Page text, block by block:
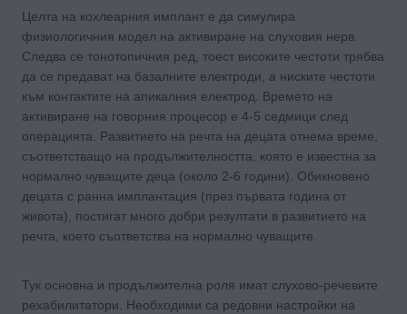
Целта на кохлеарния имплант е да симулира
физиологичния модел на активиране на слуховия нерв.
Следва се тонотопичния ред, тоест високите честоти трябва
да се предават на базалните електроди, а ниските честоти
към контактите на апикалния електрод. Времето на
активиране на говорния процесор е 4-5 седмици след
операцията. Развитието на речта на децата отнема време,
съответстващо на продължителността, която е известна за
нормално чуващите деца (около 2-6 години). Обикновено
децата с ранна имплантация (през първата година от
живота), постигат много добри резултати в развитието на
речта, което съответства на нормално чуващите.
Тук основна и продължителна роля имат слухово-речевите
рехабилитатори. Необходими са редовни настройки на